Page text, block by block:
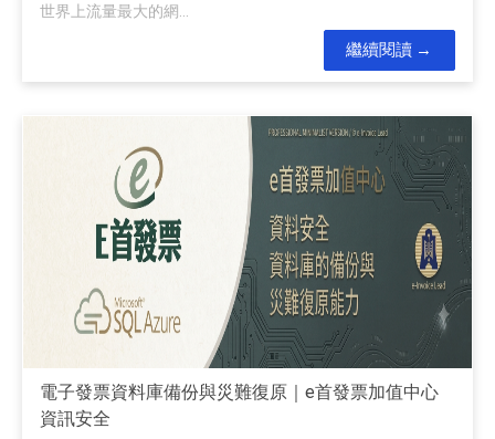
世界上流量最大的網...
繼續閱讀
電子發票資料庫備份與災難復原｜e首發票加值中心
資訊安全